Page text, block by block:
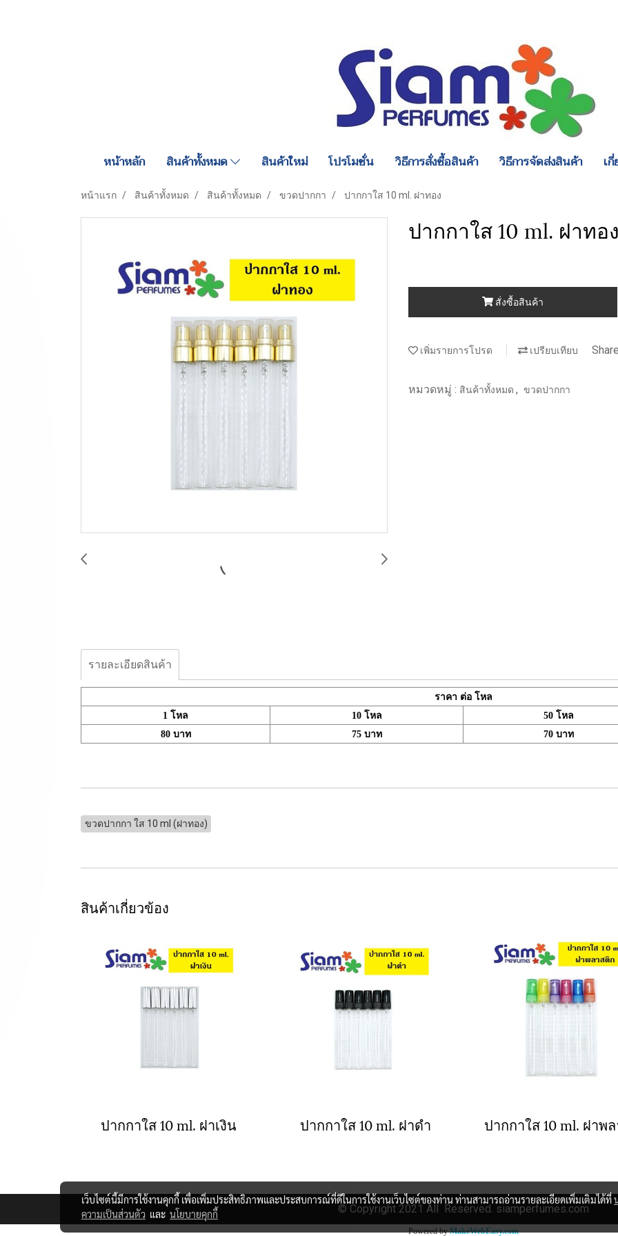
หน้าหลัก สินค้าทั้งหมด สินค้าใหม่ โปรโมชั่น วิธีการสั่งซื้อสินค้า วิธีการจัดส่งสินค้า เ
หน้าแรก สินค้าทั้งหมด สินค้าทั้งหมด ขวดปากกา ปากกาใส 10 ml. ฝาทอง
ปากกาใส 10 ml. ฝาทอ
สั่งซื้อสินค้า
เพิ่มรายการโปรด เปรียบเทียบ
หมวดหมู่ : สินค้าทั้งหมด , ขวดปากกา
รายละเอียดสินค้า
ราคา ต่อ โหล
1 โหล
10 โหล
50 โหล
80 บาท
75 บาท 70 บาท
ขวดปากกา ใส 10 ml (ฝาทอง)
สินค้าเกี่ยวข้อง
ปากกาใส 10 ml. ฝาเงิน ปากกาใส 10 ml. ฝาดำ
© Copyright 2021 All Reserved. siamperfumes.com
Powered byMakeWebEasy.com
เว็บไซต์นี้มีการใช้งานคุกกี้ เพื่อเพิ่มประสิทธิภาพและประสบการณ์ที่ดีในการใช้งานเว็บไซต์ของท่าน ท่านสามารถอ่านรายละเอียดเพิ่มเติมได้ที่
ความเป็นส่วนตัว และ นโยบายคุกกี้